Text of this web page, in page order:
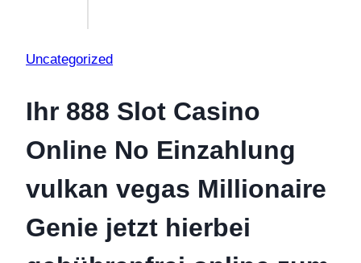
Uncategorized
Ihr 888 Slot Casino
Online No Einzahlung
vulkan vegas Millionaire
Genie jetzt hierbei